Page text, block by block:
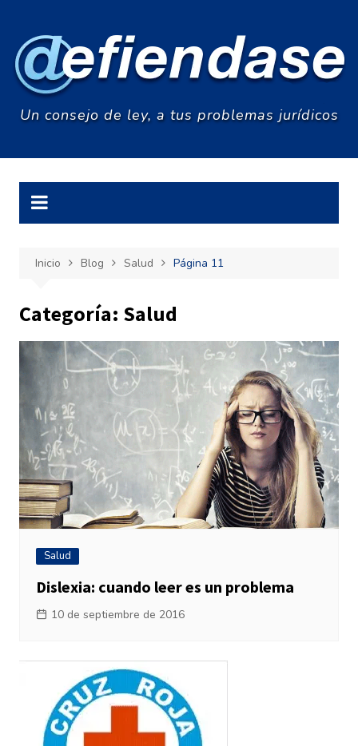
contenido
Un consejo de ley, a tus problemas jurídicos
Inicio Blog Salud Página 11
Categoría: Salud
Salud
Dislexia: cuando leer es un problema
10 de septiembre de 2016